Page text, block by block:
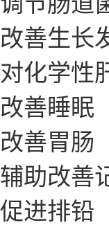
改善生长
对化学性
改善睡眠
改善胃肠
辅助改善
促进排铅